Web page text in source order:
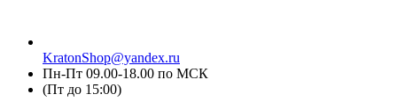
KratonShop@yandex.ru
Пн-Пт 09.00-18.00 по МСК
(Пт до 15:00)